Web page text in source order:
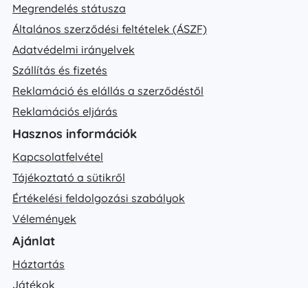
Megrendelés státusza
Általános szerződési feltételek (ÁSZF)
Adatvédelmi irányelvek
Szállítás és fizetés
Reklamáció és elállás a szerződéstől
Reklamációs eljárás
Hasznos információk
Kapcsolatfelvétel
Tájékoztató a sütikről
Értékelési feldolgozási szabályok
Vélemények
Ajánlat
Háztartás
Játékok